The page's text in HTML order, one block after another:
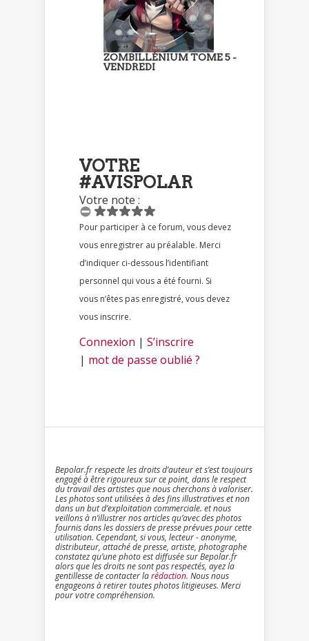
ZOMBILLÉNIUM TOME 5 -
VENDREDI
VOTRE
#AVISPOLAR
Votre note :
Pour participer à ce forum, vous devez
vous enregistrer au préalable. Merci
d’indiquer ci-dessous l’identifiant
personnel qui vous a été fourni. Si
vous n’êtes pas enregistré, vous devez
vous inscrire.
Connexion | S’inscrire
| mot de passe oublié ?
Bepolar.fr respecte les droits d’auteur et s’est toujours
engagé à être rigoureux sur ce point, dans le respect
du travail des artistes que nous cherchons à valoriser.
Les photos sont utilisées à des fins illustratives et non
dans un but d’exploitation commerciale. et nous
veillons à n’illustrer nos articles qu’avec des photos
fournis dans les dossiers de presse prévues pour cette
utilisation. Cependant, si vous, lecteur - anonyme,
distributeur, attaché de presse, artiste, photographe
constatez qu’une photo est diffusée sur Bepolar.fr
alors que les droits ne sont pas respectés, ayez la
gentillesse de contacter larédaction. Nous nous
engageons à retirer toutes photos litigieuses. Merci
pour votre compréhension.